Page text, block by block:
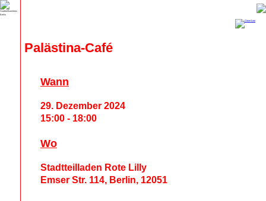
Palästina-Café
Wann
29. Dezember 2024
15:00 - 18:00
Wo
Stadtteilladen Rote Lilly
Emser Str. 114, Berlin, 12051